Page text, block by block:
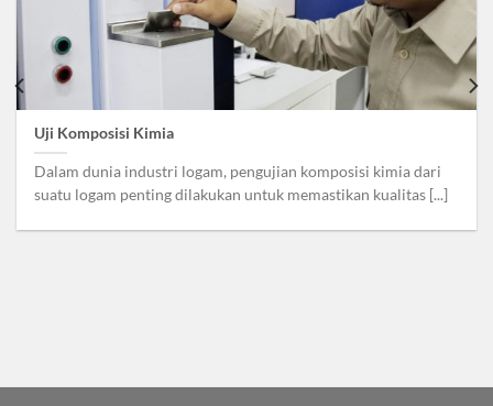
Uji Komposisi Kimia
Dalam dunia industri logam, pengujian komposisi kimia dari
suatu logam penting dilakukan untuk memastikan kualitas [...]